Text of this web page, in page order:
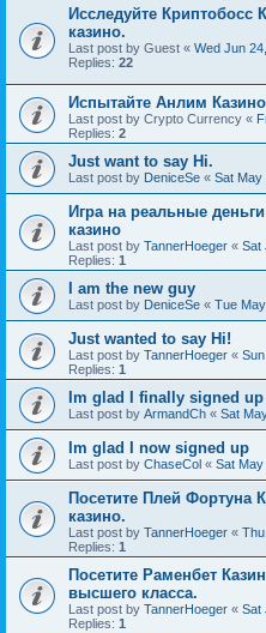
Исследуйте
казино.
Last post by Guest « Wed Jun
Replies: 22
Испытайте Анлим
Last post by Crypto Currency «
Replies: 2
Just want to say Hi.
Last post by DeniceSe « Sat May
Игра на реальные
казино
Last post by TannerHoeger « Sat
Replies: 1
I am the new guy
Last post by DeniceSe « Tue
Just wanted to say Hi!
Last post by TannerHoeger «
Replies: 1
Im glad I finally signed up
Last post by ArmandCh « Sat
Im glad I now signed up
Last post by ChaseCol « Sat
Посетите Плей Фортуна
казино.
Last post by TannerHoeger «
Replies: 1
Посетите Раменбет
высшего класса.
Last post by TannerHoeger « Sat
Replies: 1